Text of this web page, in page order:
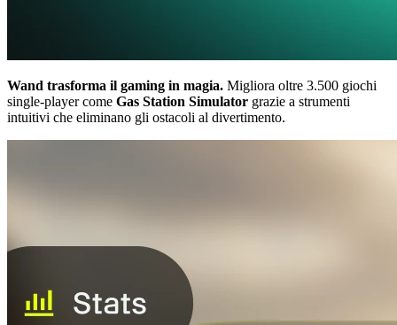
Wand trasforma il gaming in magia. Migliora oltre 3.500 giochi
single-player come Gas Station Simulator grazie a strumenti
intuitivi che eliminano gli ostacoli al divertimento.